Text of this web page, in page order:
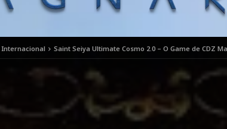
Saint Seiya Ultimate Cosmo 2.0 – O Game de CDZ